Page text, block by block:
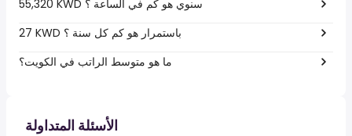
55,320 KWD سنوي هو كم في الساعة ؟
27 KWD باستمرار هو كم كل سنة ؟
ما هو متوسط الراتب في الكويت؟
الأسئلة المتداولة